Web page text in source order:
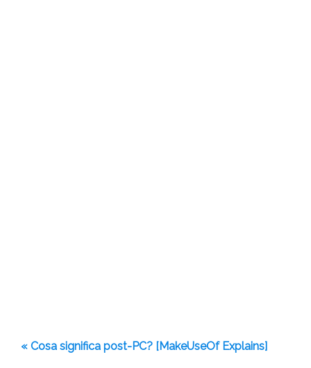
« Cosa significa post-PC? [MakeUseOf Explains]